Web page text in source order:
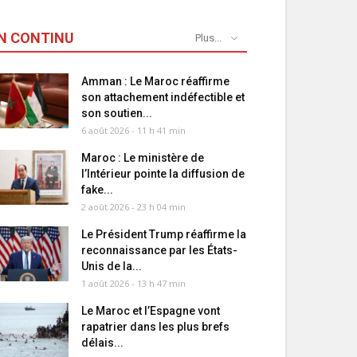
CONTINU Plus...
Amman : Le Maroc réaffirme
son attachement indéfectible et
son soutien...
6 août 2026 - 11 h 41 min
Maroc : Le ministère de
l’Intérieur pointe la diffusion de
fake...
2 août 2026 - 23 h 04 min
Le Président Trump réaffirme la
reconnaissance par les États-
Unis de la...
1 août 2026 - 13 h 47 min
Le Maroc et l’Espagne vont
rapatrier dans les plus brefs
délais...